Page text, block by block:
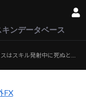
キンデータベース
死ぬとスキルが消えるように変更されてしまったのか？
FX